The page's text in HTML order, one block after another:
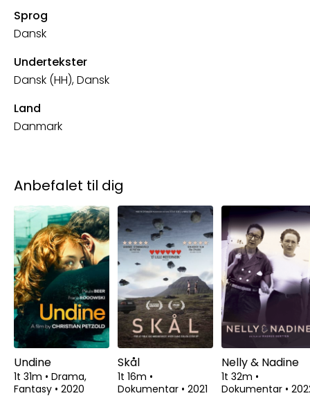
Sprog
Dansk
Undertekster
Dansk (HH), Dansk
Land
Danmark
Anbefalet til dig
Undine
1t 31m • Drama,
Fantasy • 2020
Skål
1t 16m •
Dokumentar • 2021
Nelly & Nadine
1t 32m •
Dokumentar •